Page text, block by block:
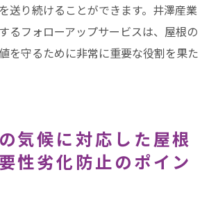
送り続けることができます。井澤産業
るフォローアップサービスは、屋根の
を守るために非常に重要な役割を果た
気候に対応した屋根
性劣化防止のポイン